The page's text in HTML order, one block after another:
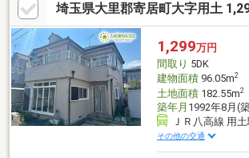
埼玉県大里郡寄居町大字用土
1,299万円
間取り 5DK
建物面積96.05m2
土地面積182.55m2
築年月 1992年8月(
ＪＲ八高線 用
その他の交通